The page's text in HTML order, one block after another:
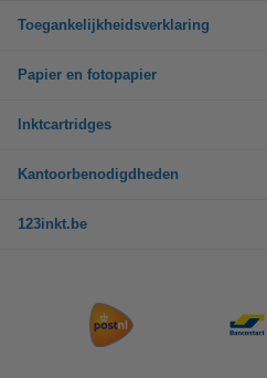
Toegankelijkheidsverklaring
Papier en fotopapier
Inktcartridges
Kantoorbenodigdheden
123inkt.be